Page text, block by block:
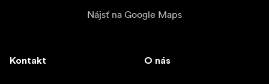
Nájsť na Google Maps
Kontakt O nás